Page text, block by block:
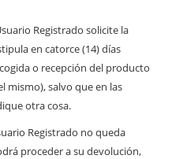
Registrado solicite la
en catorce (14) días
o recepción del producto
mismo), salvo que en las
otra cosa.
Registrado no queda
proceder a su devolución,